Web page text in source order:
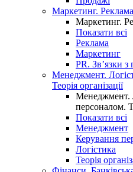
Маркетинг.
Маркетинг.
Показати всі
Реклама
Маркетинг
PR. Зв’язки з
Менеджмент.
Теорія організації
Менеджмент.
персоналом.
Показати всі
Менеджмент
Керування
Логістика
Теорія